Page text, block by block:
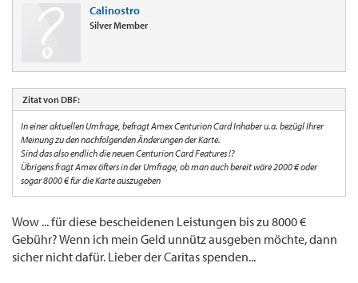
Calinostro
Silver Member
Zitat von DBF:
In einer aktuellen Umfrage, befragt Amex Centurion Card Inhaber u.a. bezügl Ihrer
Meinung zu den nachfolgenden Änderungen der Karte.
Sind das also endlich die neuen Centurion Card Features !?
Übrigens fragt Amex öfters in der Umfrage, ob man auch bereit wäre 2000 € oder
sogar 8000 € für die Karte auszugeben
Wow ... für diese bescheidenen Leistungen bis zu 8000 €
Gebühr? Wenn ich mein Geld unnütz ausgeben möchte, dann
sicher nicht dafür. Lieber der Caritas spenden...